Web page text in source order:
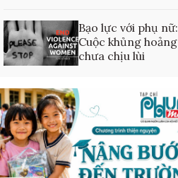
Bạo lực với phụ nữ:
Cuộc khủng hoảng
chưa chịu lùi